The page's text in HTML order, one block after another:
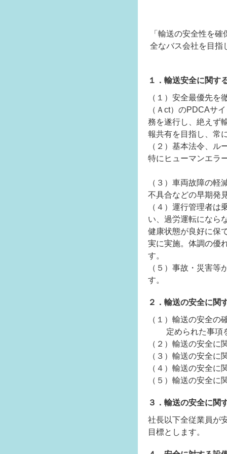
「輸送の安全性を
全なバス会社を目指
１．輸送安全に関す
（１）安全最優先
（Ａct）のPDCAサ
務を遂行し、絶えず
報共有を目指し、常
（２）基本法令、
特にヒューマンエラ
（３）車両故障の
不具合などの早期発
（４）運行管理者
い、過労運転になら
健康状態が良好に保
実に実施。体調の優
す。
（５）事故・災害
す。
２．輸送の安全に関
（１）輸送の安全
定められた事項
（２）輸送の安全
（３）輸送の安全
（４）輸送の安全
（５）輸送の安全
３．輸送の安全に関
社長以下全従業員が
目標とします。